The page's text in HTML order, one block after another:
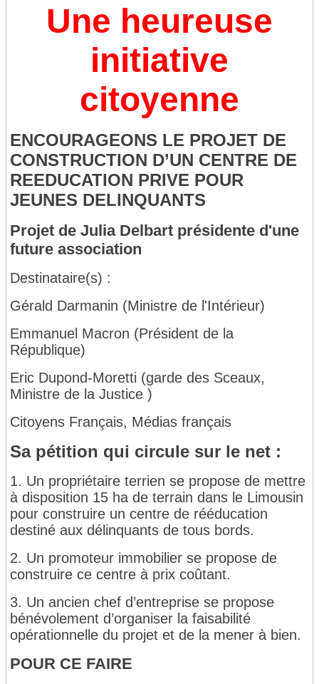
Une heureuse
initiative
citoyenne
ENCOURAGEONS LE PROJET DE
CONSTRUCTION D’UN CENTRE DE
REEDUCATION PRIVE POUR
JEUNES DELINQUANTS
Projet de Julia Delbart présidente d'une
future association
Destinataire(s) :
Gérald Darmanin (Ministre de l'Intérieur)
Emmanuel Macron (Président de la
République)
Eric Dupond-Moretti (garde des Sceaux,
Ministre de la Justice )
Citoyens Français, Médias français
Sa pétition qui circule sur le net :
1. Un propriétaire terrien se propose de mettre
à disposition 15 ha de terrain dans le Limousin
pour construire un centre de rééducation
destiné aux délinquants de tous bords.
2. Un promoteur immobilier se propose de
construire ce centre à prix coûtant.
3. Un ancien chef d’entreprise se propose
bénévolement d’organiser la faisabilité
opérationnelle du projet et de la mener à bien.
POUR CE FAIRE